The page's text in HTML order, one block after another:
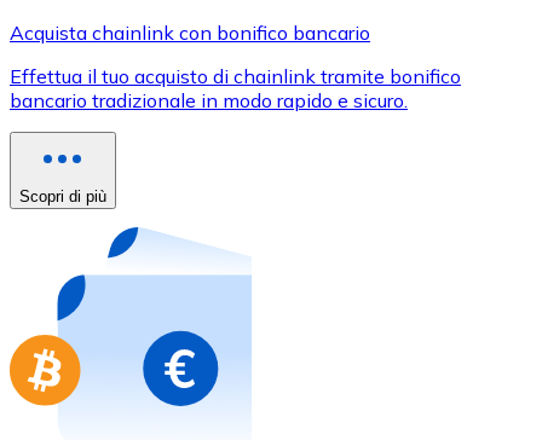
Usa le carte Visa e Mastercard per acquistare
Acquista con carta
Acquista gift card dei tuoi marchi preferiti con
Vai al negozio di carte regalo
Acquista chainlink con bonifico bancario
Effettua il tuo acquisto di chainlink tramite bonifico
bancario tradizionale in modo rapido e sicuro.
Scopri di più